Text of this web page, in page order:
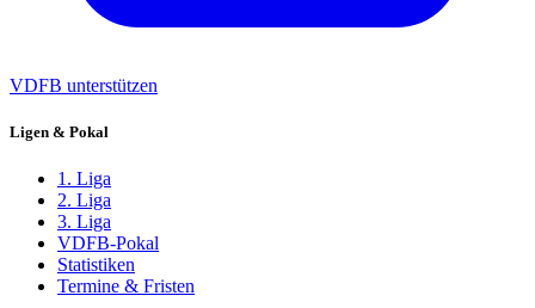
VDFB unterstützen
Ligen & Pokal
1. Liga
2. Liga
3. Liga
VDFB-Pokal
Statistiken
Termine & Fristen